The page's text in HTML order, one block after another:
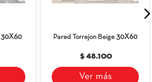
30X60 Pared Torrejon Beige 30X60
$ 48.100
Ver más